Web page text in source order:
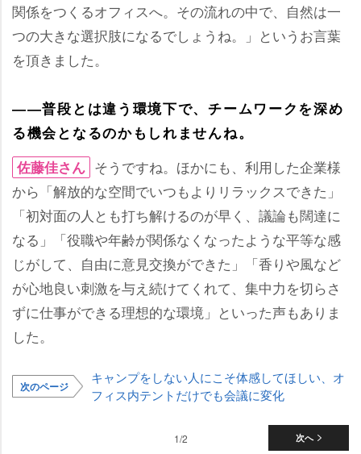
関係をつくるオフィスへ。その流れの中で、自然は一
つの大きな選択肢になるでしょうね。」というお言葉
を頂きました。
――普段とは違う環境下で、チームワークを深め
る機会となるのかもしれませんね。
佐藤佳さん そうですね。ほかにも、利用した企業様
から「解放的な空間でいつもよりリラックスできた」
「初対面の人とも打ち解けるのが早く、議論も闊達に
なる」「役職や年齢が関係なくなったような平等な感
じがして、自由に意見交換ができた」「香りや風など
が心地良い刺激を与え続けてくれて、集中力を切らさ
ずに仕事ができる理想的な環境」といった声もありま
した。
次のページ
キャンプをしない人にこそ体感してほしい、オ
フィス内テントだけでも会議に変化
次へ
1/2